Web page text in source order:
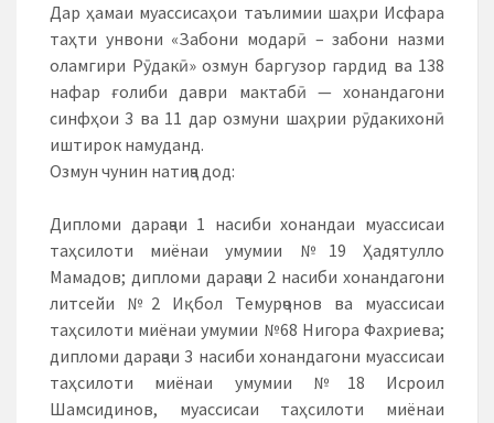
Дар ҳамаи муассисаҳои таълимии шаҳри Исфара
таҳти унвони «Забони модарӣ – забони назми
оламгири Рӯдакӣ» озмун баргузор гардид ва 138
нафар ғолиби даври мактабӣ — хонандагони
синфҳои 3 ва 11 дар озмуни шаҳрии рӯдакихонӣ
иштирок намуданд.
Озмун чунин натиҷа дод:
Дипломи дараҷаи 1 насиби хонандаи муассисаи
таҳсилоти миёнаи умумии №19 Ҳадятулло
Мамадов; дипломи дараҷаи 2 насиби хонандагони
литсейи №2 Иқбол Темурҷонов ва муассисаи
таҳсилоти миёнаи умумии №68 Нигора Фахриева;
дипломи дараҷаи 3 насиби хонандагони муассисаи
таҳсилоти миёнаи умумии №18 Исроил
Шамсидинов, муассисаи таҳсилоти миёнаи